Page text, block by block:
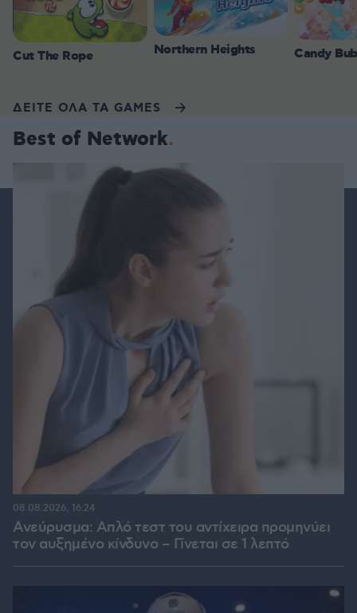
Cut The Rope Northern Heights Candy
ΔΕΙΤΕ ΟΛΑ ΤΑ GAMES
Best of Network
Ανεύρυσμα: Απλό τεστ του αντίχειρα προμηνύει
τον αυξημένο κίνδυνο – Γίνεται σε 1 λεπτό
08.08.2026, 16:24